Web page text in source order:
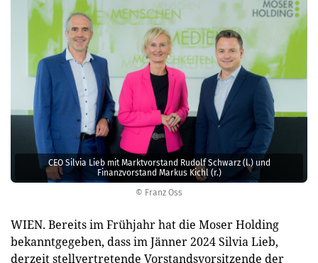
© Franz Oss
CEO Silvia Lieb mit Marktvorstand Rudolf Schwarz (l.) und
Finanzvorstand Markus Kichl (r.)
WIEN. Bereits im Frühjahr hat die Moser Holding
bekanntgegeben, dass im Jänner 2024 Silvia Lieb,
derzeit stellvertretende Vorstandsvorsitzende der